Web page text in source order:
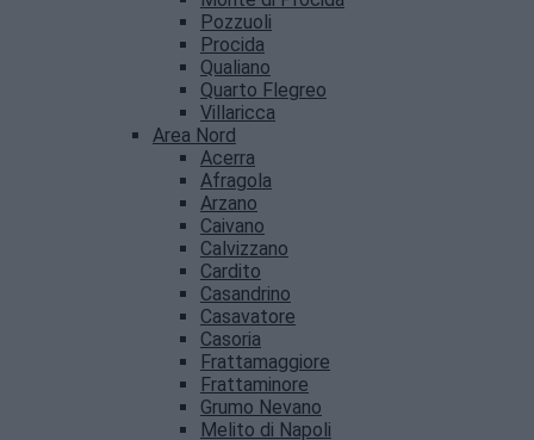
Pozzuoli
Procida
Qualiano
Quarto Flegreo
Villaricca
Area Nord
Acerra
Afragola
Arzano
Caivano
Calvizzano
Cardito
Casandrino
Casavatore
Casoria
Frattamaggiore
Frattaminore
Grumo Nevano
Melito di Napoli